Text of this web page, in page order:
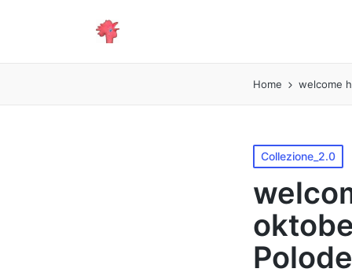
Home welcome
Pubblicato
in
Collezione_2.0